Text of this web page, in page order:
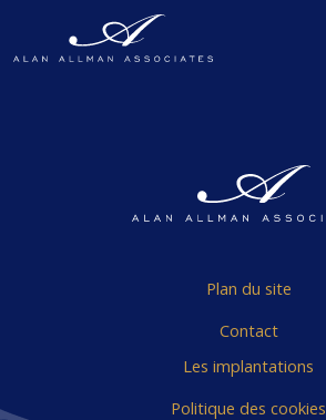
Plan du site
Contact
Les implantations
Politique des cookies